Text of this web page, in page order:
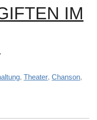
IM
, Theater, Chanson,